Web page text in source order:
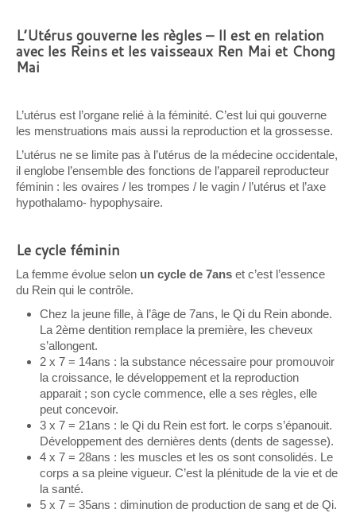
L’Utérus gouverne les règles – Il est en relation
avec les Reins et les vaisseaux Ren Mai et Chong
Mai
L’utérus est l’organe relié à la féminité. C’est lui qui gouverne
les menstruations mais aussi la reproduction et la grossesse.
L’utérus ne se limite pas à l’utérus de la médecine occidentale,
il englobe l’ensemble des fonctions de l’appareil reproducteur
féminin : les ovaires / les trompes / le vagin / l’utérus et l’axe
hypothalamo- hypophysaire.
Le cycle féminin
La femme évolue selon un cycle de 7ans et c’est l’essence
du Rein qui le contrôle.
Chez la jeune fille, à l’âge de 7ans, le Qi du Rein abonde.
La 2ème dentition remplace la première, les cheveux
s’allongent.
2 x 7 = 14ans : la substance nécessaire pour promouvoir
la croissance, le développement et la reproduction
apparait ; son cycle commence, elle a ses règles, elle
peut concevoir.
3 x 7 = 21ans : le Qi du Rein est fort. le corps s’épanouit.
Développement des dernières dents (dents de sagesse).
4 x 7 = 28ans : les muscles et les os sont consolidés. Le
corps a sa pleine vigueur. C’est la plénitude de la vie et de
la santé.
5 x 7 = 35ans : diminution de production de sang et de Qi.